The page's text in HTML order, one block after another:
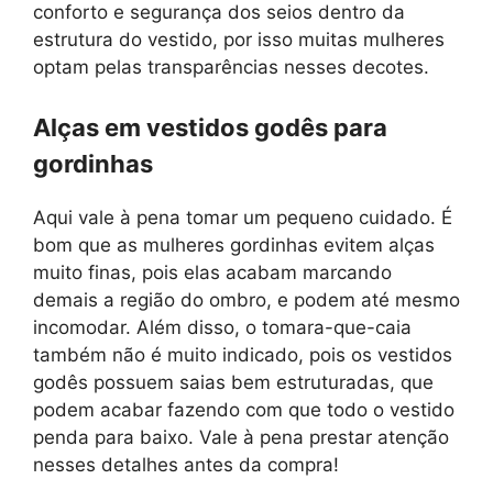
conforto e segurança dos seios dentro da
estrutura do vestido, por isso muitas mulheres
optam pelas transparências nesses decotes.
Alças em vestidos godês para
gordinhas
Aqui vale à pena tomar um pequeno cuidado. É
bom que as mulheres gordinhas evitem alças
muito finas, pois elas acabam marcando
demais a região do ombro, e podem até mesmo
incomodar. Além disso, o tomara-que-caia
também não é muito indicado, pois os vestidos
godês possuem saias bem estruturadas, que
podem acabar fazendo com que todo o vestido
penda para baixo. Vale à pena prestar atenção
nesses detalhes antes da compra!